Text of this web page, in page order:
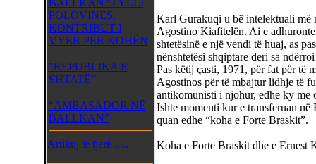
BALLKAN” I YLLI
POLOVINES,
KONTRIBUT I
VYER PËR KOHËN
”REPUBLIKA E
SHTATË”
“AMBASADOR NË
BALLKAN”
Artikuj të tjerë .....
Karl Gurakuqi u bë intelektuali më
Agostino Kiafitelën. Ai e
shtetësinë e një vendi të huaj, as
nënshtetësi shqiptare deri sa
Pas këtij çasti, 1971, për fat për të
Agostinos për të mbajtur lidhje të
antikomunisti i njohur, edhe ky
Ishte momenti kur e transferuan
quan edhe “koha e Forte Braskit”.
Koha e Forte Braskit dhe e Ernest